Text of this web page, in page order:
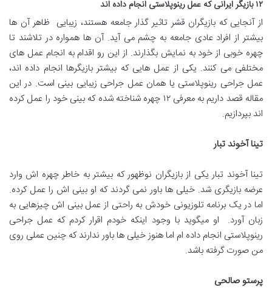
۱۲ بازیگر ایرانی که عمل رینوپلاستی انجام داده اند
از آنجایی که بازیگران قشر تاثیر گذار جامعه هستند، زیبایی ظاهر آن ها
بیشتر از افراد عادی جامعه به چشم می آید. آن ها همواره در تلاشند تا
چهره خوبی از خود به نمایش بگذارند. از این رو اقدام به انجام عمل های
مختلفی می کنند. یکی از عمل هایی که بیشتر بازیگرها انجام داده اند،
عمل جراحی رینوپلاستی یا همان عمل جراحی زیبایی بینی است. در این
مقاله قصد داریم به معرفی ۱۲ چهره شناخته شده که بینی خود را عمل کرده
اند بپردازیم.
تینا آخوند تبار
تینا آخوند تبار یکی از بازیگران نوظهور که بیشتر به خاطر چهره اش وارد
عرضه بازیگری شد. خیلی ها باور نمی گردند که او بینی اش را عمل کرده.
اما در یک برنامه تلوزیونی خودش به راحتی از عمل بینی اش چیزهایی به
زبان آورد. او میگوید با وجود اینکه خودم اقرار کردم که عمل جراحی
رینوپلاستی انجام داده ام اما هنوز خیلی ها باور ندارند که چنین عملی روی
من صورت گرفته باشد.
پرستو صالحی